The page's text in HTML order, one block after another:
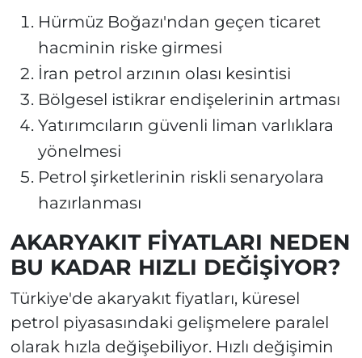
Hürmüz Boğazı'ndan geçen ticaret
hacminin riske girmesi
İran petrol arzının olası kesintisi
Bölgesel istikrar endişelerinin artması
Yatırımcıların güvenli liman varlıklara
yönelmesi
Petrol şirketlerinin riskli senaryolara
hazırlanması
AKARYAKIT FİYATLARI NEDEN
BU KADAR HIZLI DEĞİŞİYOR?
Türkiye'de akaryakıt fiyatları, küresel
petrol piyasasındaki gelişmelere paralel
olarak hızla değişebiliyor. Hızlı değişimin